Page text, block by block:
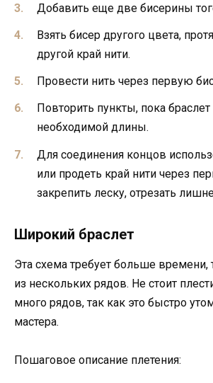
Добавить еще две бисерины
Взять бисер другого цвета,
другой край нити.
Провести нить через первую
Повторить пункты, пока браслет
необходимой длины.
Для соединения концов
или продеть край нити через
закрепить леску, отрезать
Широкий браслет
Эта схема требует больше времени,
из нескольких рядов. Не стоит
много рядов, так как это быстро
мастера.
Пошаговое описание плетения: